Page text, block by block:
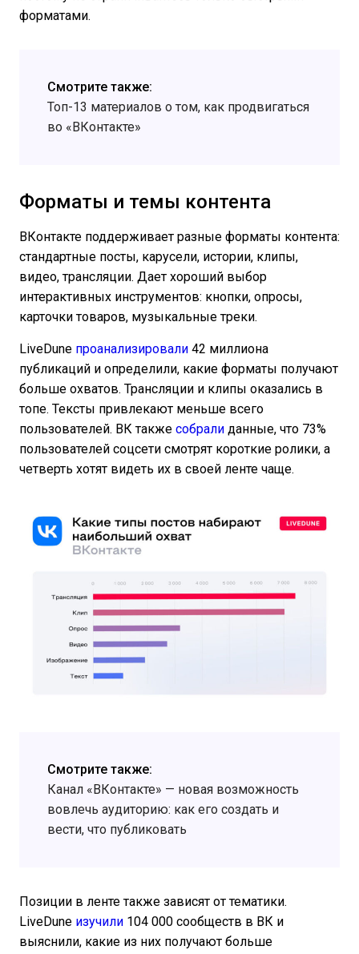
форматами.
Смотрите также:
Топ-13 материалов о том, как продвигаться
во «ВКонтакте»
Форматы и темы контента
ВКонтакте поддерживает разные форматы контента:
стандартные посты, карусели, истории, клипы,
видео, трансляции. Дает хороший выбор
интерактивных инструментов: кнопки, опросы,
карточки товаров, музыкальные треки.
LiveDune проанализировали 42 миллиона
публикаций и определили, какие форматы получают
больше охватов. Трансляции и клипы оказались в
топе. Тексты привлекают меньше всего
пользователей. ВК также собрали данные, что 73%
пользователей соцсети смотрят короткие ролики, а
четверть хотят видеть их в своей ленте чаще.
Смотрите также:
Канал «ВКонтакте» — новая возможность
вовлечь аудиторию: как его создать и
вести, что публиковать
Позиции в ленте также зависят от тематики.
LiveDune изучили 104 000 сообществ в ВК и
выяснили, какие из них получают больше